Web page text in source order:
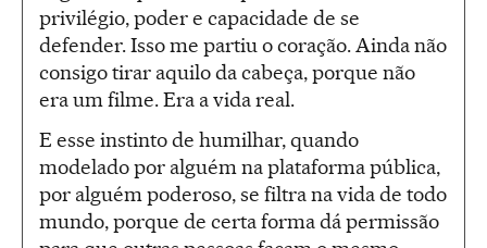
privilégio, poder e capacidade de se
defender. Isso me partiu o coração. Ainda não
consigo tirar aquilo da cabeça, porque não
era um filme. Era a vida real.
E esse instinto de humilhar, quando
modelado por alguém na plataforma pública,
por alguém poderoso, se filtra na vida de todo
mundo, porque de certa forma dá permissão